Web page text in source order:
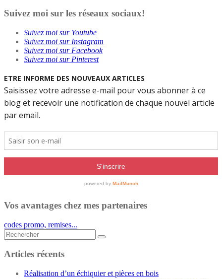
Suivez moi sur les réseaux sociaux!
Suivez moi sur Youtube
Suivez moi sur Instagram
Suivez moi sur Facebook
Suivez moi sur Pinterest
Vos avantages chez mes partenaires
codes promo, remises...
Rechercher...
Articles récents
Réalisation d’un échiquier et pièces en bois